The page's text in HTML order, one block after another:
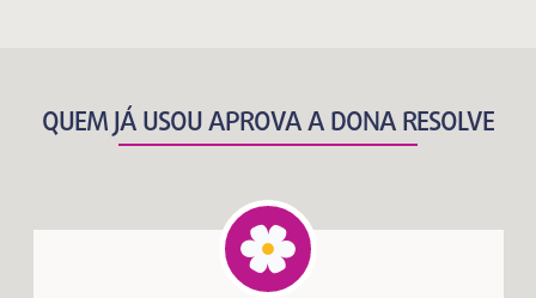
QUEM JÁ USOU APROVA A DONA RESOLVE